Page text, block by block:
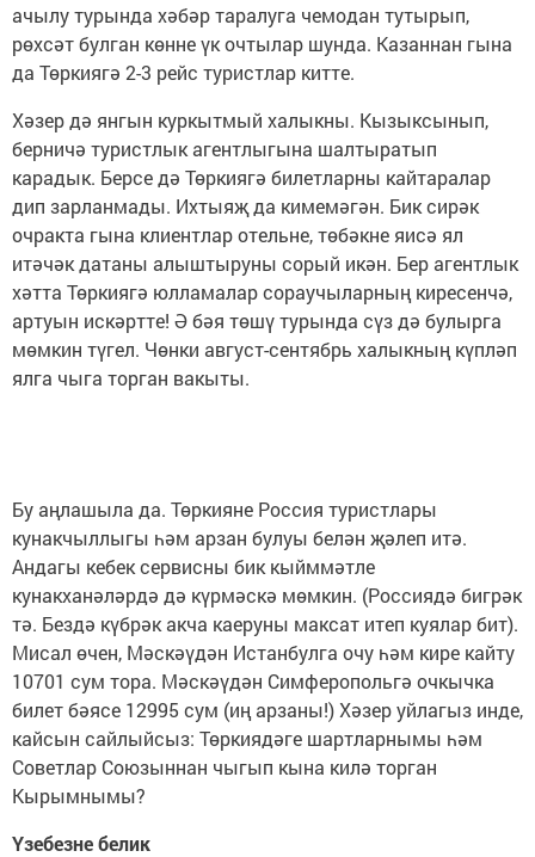
ачылу турында хәбәр таралуга чемодан тутырып,
рөхсәт булган көнне үк очтылар шунда. Казаннан гына
да Төркиягә 2-3 рейс туристлар китте.
Хәзер дә янгын куркытмый халыкны. Кызыксынып,
берничә туристлык агентлыгына шалтыратып
карадык. Берсе дә Төркиягә билетларны кайтаралар
дип зарланмады. Ихтыяҗ да кимемәгән. Бик сирәк
очракта гына клиентлар отельне, төбәкне яисә ял
итәчәк датаны алыштыруны сорый икән. Бер агентлык
хәтта Төркиягә юлламалар сораучыларның киресенчә,
артуын искәртте! Ә бәя төшү турында сүз дә булырга
мөмкин түгел. Чөнки август-сентябрь халыкның күпләп
ялга чыга торган вакыты.
Бу аңлашыла да. Төркияне Россия туристлары
кунакчыллыгы һәм арзан булуы белән җәлеп итә.
Андагы кебек сервисны бик кыйммәтле
кунакханәләрдә дә күрмәскә мөмкин. (Россиядә бигрәк
тә. Бездә күбрәк акча каеруны максат итеп куялар бит).
Мисал өчен, Мәскәүдән Истанбулга очу һәм кире кайту
10701 сум тора. Мәскәүдән Симферопольгә очкычка
билет бәясе 12995 сум (иң арзаны!) Хәзер уйлагыз инде,
кайсын сайлыйсыз: Төркиядәге шартларнымы һәм
Советлар Союзыннан чыгып кына килә торган
Кырымнымы?
Үзебезне белик